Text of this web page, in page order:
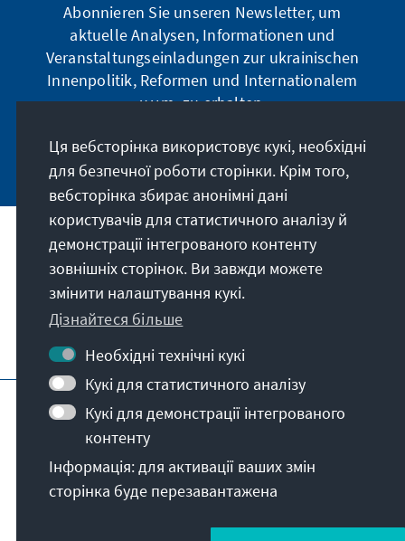
Abonnieren Sie unseren Newsletter, um
aktuelle Analysen, Informationen und
Veranstaltungseinladungen zur ukrainischen
Innenpolitik, Reformen und Internationalem
u.v.m. zu erhalten.
Jetzt abonnieren
Адреса
Контакт
Відвідайте також
Головна сторінка ФКА
Вихідні дані
Захист даних
Умови користування
Декларація про доступність
Повідомити про бар'єр
© Konrad-Adenauer-Stiftung e.V. 2026
Ця вебсторінка використовує кукі, необхідні
для безпечної роботи сторінки. Крім того,
вебсторінка збирає анонімні дані
користувачів для статистичного аналізу й
демонстрації інтегрованого контенту
зовнішніх сторінок. Ви завжди можете
змінити налаштування кукі.
Дізнайтеся більше
Необхідні технічні кукі
Кукі для статистичного аналізу
Кукі для демонстрації інтегрованого
контенту
Інформація: для активації ваших змін
сторінка буде перезавантажена